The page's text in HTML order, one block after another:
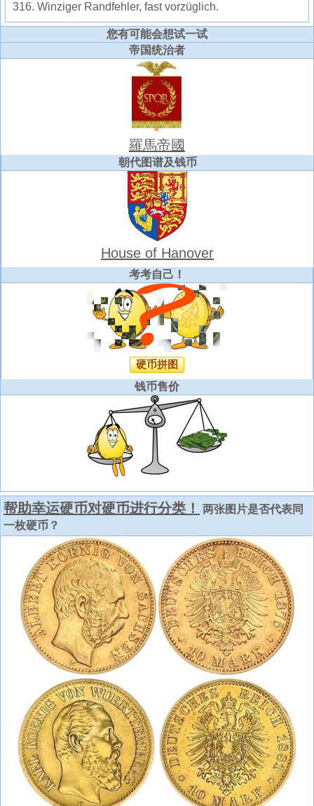
316. Winziger Randfehler, fast vorzüglich.
您有可能会想试一试
帝国统治者
羅馬帝國
朝代图谱及钱币
House of Hanover
考考自己！
硬币拼图
钱币售价
帮助幸运硬币对硬币进行分类！
两张图片是否代表同
一枚硬币？